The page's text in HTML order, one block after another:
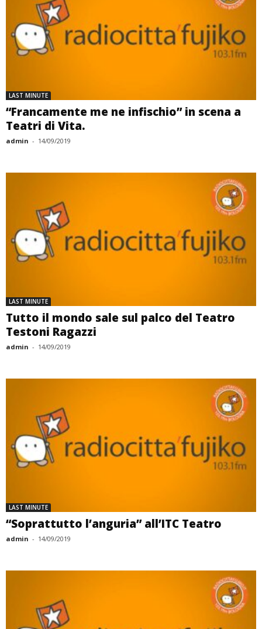
LAST MINUTE
“Francamente me ne infischio” in scena a
Teatri di Vita.
admin - 14/09/2019
LAST MINUTE
Tutto il mondo sale sul palco del Teatro
Testoni Ragazzi
admin - 14/09/2019
LAST MINUTE
“Soprattutto l’anguria” all’ITC Teatro
admin - 14/09/2019